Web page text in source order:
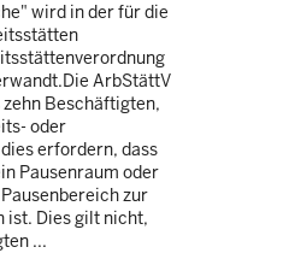
wird in der für die
ArbStättV
Beschäftigten,
oder
erfordern, dass
Pausenraum oder
zur
ist. Dies gilt nicht,
...